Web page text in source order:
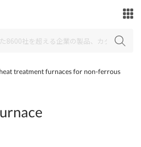
treatment furnaces for non-ferrous